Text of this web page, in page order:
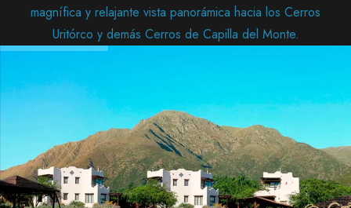
magnífica y relajante vista panorámica hacia los Cerros
Uritórco y demás Cerros de Capilla del Monte.